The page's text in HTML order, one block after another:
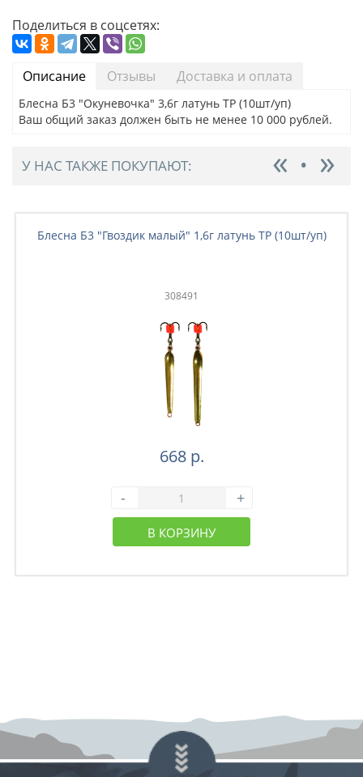
Поделиться в соцсетях:
Описание Отзывы Доставка и оплата
Блесна Б3 "Окуневочка" 3,6г латунь ТР (10шт/уп)
Ваш общий заказ должен быть не менее 10 000 рублей.
У НАС ТАКЖЕ ПОКУПАЮТ:
Блесна Б3 "Гвоздик малый" 1,6г латунь ТР (10шт/уп)
308491
668 р.
- +
В КОРЗИНУ